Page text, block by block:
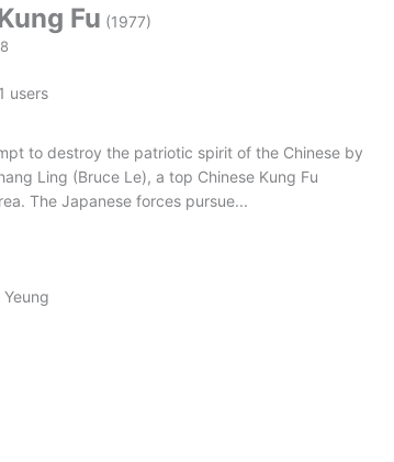
Fu (1977)
users
to destroy the patriotic spirit of the Chinese by
Ling (Bruce Le), a top Chinese Kung Fu
The Japanese forces pursue...